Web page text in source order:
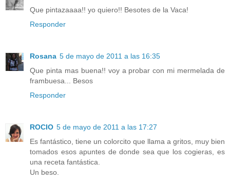
Que pintazaaaa!! yo quiero!! Besotes de la Vaca!
Responder
Rosana 5 de mayo de 2011 a las 16:35
Que pinta mas buena!! voy a probar con mi mermelada de
frambuesa... Besos
Responder
ROCIO 5 de mayo de 2011 a las 17:27
Es fantástico, tiene un colorcito que llama a gritos, muy bien
tomados esos apuntes de donde sea que los cogieras, es
una receta fantástica.
Un beso.